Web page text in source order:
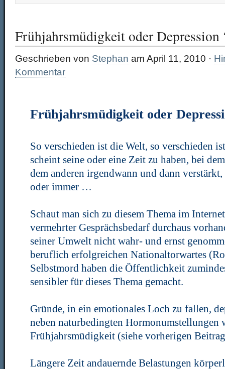
Frühjahrsmüdigkeit oder Depression
Geschrieben von Stephan am April 11, 2010 ·
Kommentar
Frühjahrsmüdigkeit oder
So verschieden ist die Welt, so verschieden
scheint seine oder eine Zeit zu haben, bei
dem anderen irgendwann und dann
oder immer …
Schaut man sich zu diesem Thema im
vermehrter Gesprächsbedarf durchaus
seiner Umwelt nicht wahr- und ernst
beruflich erfolgreichen Nationaltorwartes
Selbstmord haben die Öffentlichkeit
sensibler für dieses Thema gemacht.
Gründe, in ein emotionales Loch zu fallen,
neben naturbedingten Hormonumstellungen
Frühjahrsmüdigkeit (siehe vorherigen
Längere Zeit andauernde Belastungen